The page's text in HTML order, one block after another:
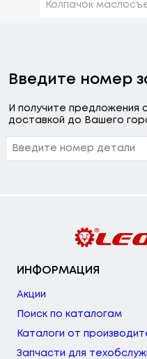
Колпачок
Введите номер
И получите предложения
доставкой до Вашего
ИНФОРМАЦИЯ
Акции
Поиск по каталогам
Каталоги от
Запчасти для